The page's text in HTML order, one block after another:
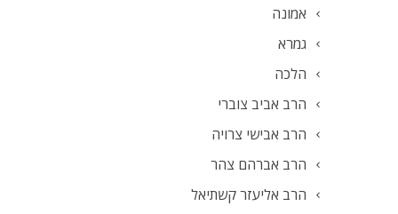
אמונה
גמרא
הלכה
הרב אביב צוברי
הרב אבישי צרויה
הרב אברהם צהר
הרב אליעזר קשתיאל